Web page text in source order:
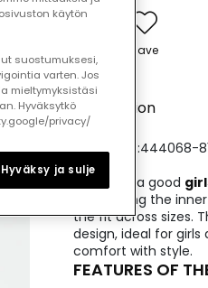
Save
Description
REFERENCE:444068-
Choosing a good
considering the
the fit across sizes.
design, ideal for girls
comfort with style.
FEATURES OF
käytön
suostumuksesi,
varten. Jos
mieltymyksistäsi
Hyväksytkö
privacy/
Hyväksy ja sulje